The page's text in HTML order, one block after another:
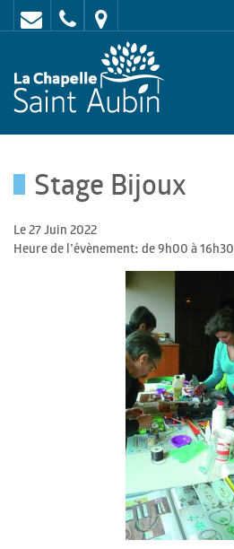
Contact
02
47
62
:
rue
de
-
LA
CHAPELLE
SAINT
AUBIN
Stage Bijoux
Le 27 Juin 2022
Heure de l'évènement: de 9h00 à 16h30